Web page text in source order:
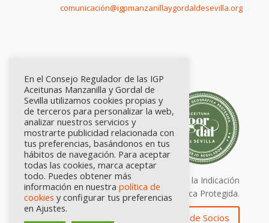
comunicación@igpmanzanillaygordaldesevilla.org
Calidad certificada por Origen. Sellos de la Indicación
Geográfica Protegida.
Zona de Socios
En el Consejo Regulador de las IGP
Aceitunas Manzanilla y Gordal de
Sevilla utilizamos cookies propias y
de terceros para personalizar la web,
analizar nuestros servicios y
mostrarte publicidad relacionada con
tus preferencias, basándonos en tus
hábitos de navegación. Para aceptar
todas las cookies, marca aceptar
todo. Puedes obtener más
información en nuestra política de
cookies y configurar tus preferencias
en Ajustes.